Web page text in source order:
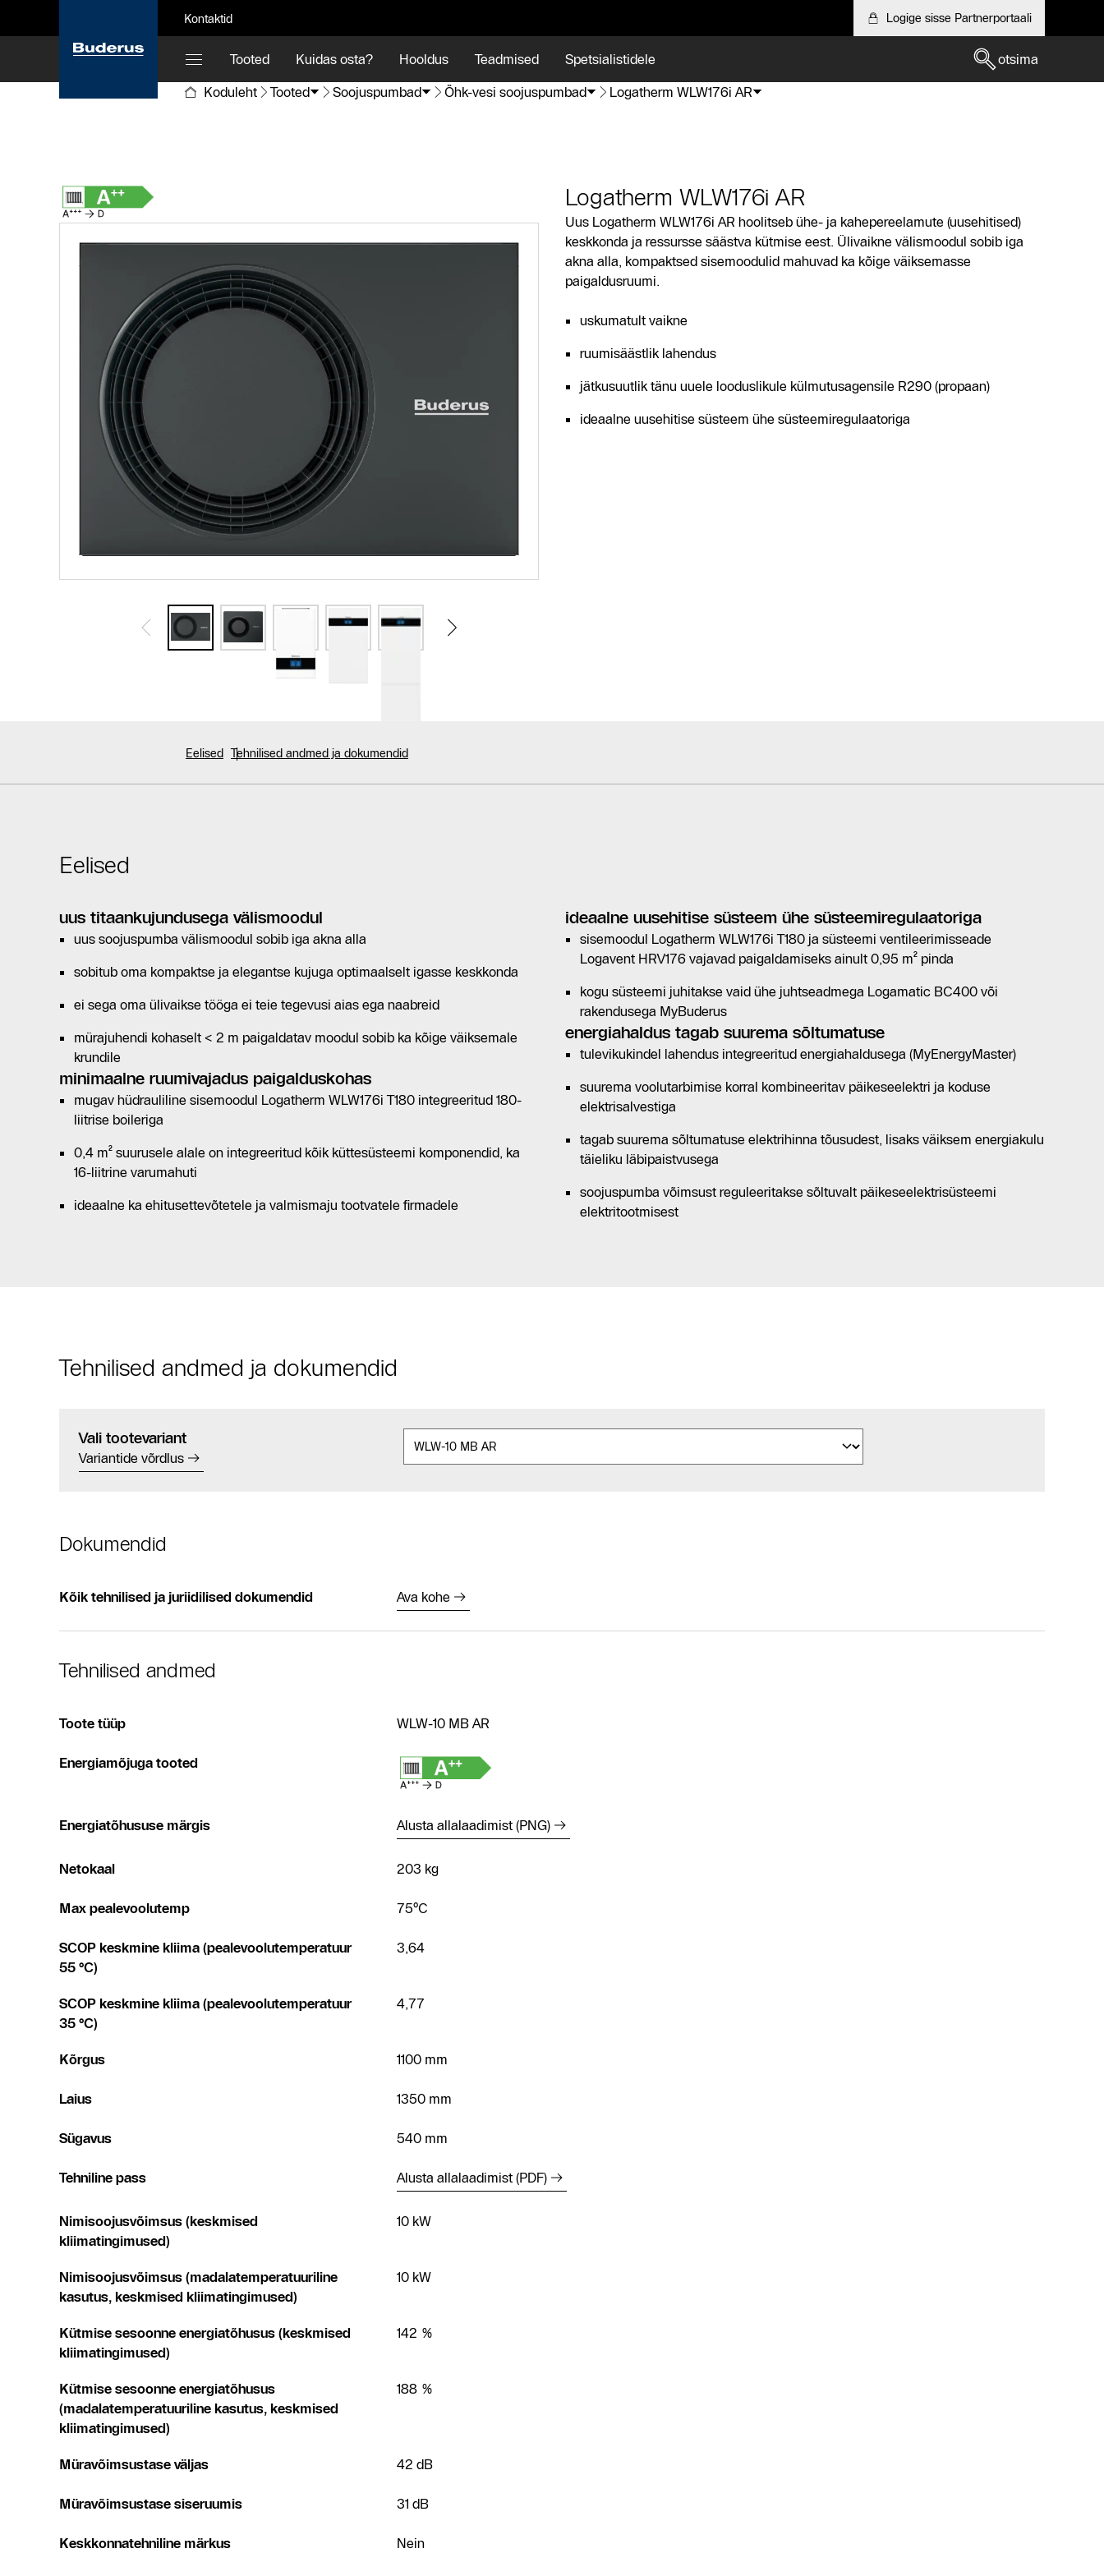
Kontaktid Logige sisse Partnerportaali
Tooted Kuidas osta? Hooldus Teadmised Spetsialistidele
otsima
Koduleht
Tooted Soojuspumbad Õhk-vesi soojuspumbad Logatherm WLW176i AR
Logatherm WLW176i AR
Uus Logatherm WLW176i AR hoolitseb ühe- ja kahepereelamute (uusehitised)
keskkonda ja ressursse säästva kütmise eest. Ülivaikne välismoodul sobib iga
akna alla, kompaktsed sisemoodulid mahuvad ka kõige väiksemasse
paigaldusruumi.
uskumatult vaikne
ruumisäästlik lahendus
jätkusuutlik tänu uuele looduslikule külmutusagensile R290 (propaan)
ideaalne uusehitise süsteem ühe süsteemiregulaatoriga
Eelised Tehnilised andmed ja dokumendid
Eelised
uus titaankujundusega välismoodul
uus soojuspumba välismoodul sobib iga akna alla
sobitub oma kompaktse ja elegantse kujuga optimaalselt igasse keskkonda
ei sega oma ülivaikse tööga ei teie tegevusi aias ega naabreid
mürajuhendi kohaselt < 2 m paigaldatav moodul sobib ka kõige väiksemale
krundile
minimaalne ruumivajadus paigalduskohas
mugav hüdrauliline sisemoodul Logatherm WLW176i T180 integreeritud 180-
liitrise boileriga
0,4 m² suurusele alale on integreeritud kõik küttesüsteemi komponendid, ka
16-liitrine varumahuti
ideaalne ka ehitusettevõtetele ja valmismaju tootvatele firmadele
ideaalne uusehitise süsteem ühe süsteemiregulaatoriga
sisemoodul Logatherm WLW176i T180 ja süsteemi ventileerimisseade
Logavent HRV176 vajavad paigaldamiseks ainult 0,95 m² pinda
kogu süsteemi juhitakse vaid ühe juhtseadmega Logamatic BC400 või
rakendusega MyBuderus
energiahaldus tagab suurema sõltumatuse
tulevikukindel lahendus integreeritud energiahaldusega (MyEnergyMaster)
suurema voolutarbimise korral kombineeritav päikeseelektri ja koduse
elektrisalvestiga
tagab suurema sõltumatuse elektrihinna tõusudest, lisaks väiksem energiakulu
täieliku läbipaistvusega
soojuspumba võimsust reguleeritakse sõltuvalt päikeseelektrisüsteemi
elektritootmisest
Tehnilised andmed ja dokumendid
Vali tootevariant
Variantide võrdlus
Dokumendid
Kõik tehnilised ja juriidilised dokumendid Ava kohe
Tehnilised andmed
Toote tüüp WLW-10 MB AR
Energiamõjuga tooted
Energiatõhususe märgis Alusta allalaadimist (PNG)
Netokaal 203 kg
Max pealevoolutemp 75°C
SCOP keskmine kliima (pealevoolutemperatuur
55 °C)
3,64
SCOP keskmine kliima (pealevoolutemperatuur
35 °C)
4,77
Kõrgus 1100 mm
Laius 1350 mm
Sügavus 540 mm
Tehniline pass Alusta allalaadimist (PDF)
Nimisoojusvõimsus (keskmised
kliimatingimused)
10 kW
Nimisoojusvõimsus (madalatemperatuuriline
kasutus, keskmised kliimatingimused)
10 kW
Kütmise sesoonne energiatõhusus (keskmised
kliimatingimused)
142 %
Kütmise sesoonne energiatõhusus
(madalatemperatuuriline kasutus, keskmised
kliimatingimused)
188 %
Müravõimsustase väljas 42 dB
Müravõimsustase siseruumis 31 dB
Keskkonnatehniline märkus Nein